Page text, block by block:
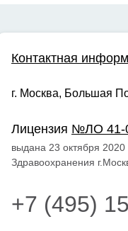
Контактная
г. Москва, Большая
Лицензия №ЛО 41-
выдана 23 октября
Здравоохранения
+7 (495)